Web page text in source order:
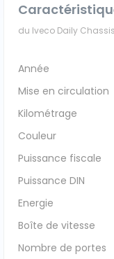
Tous les
du Iveco Daily
Année
Mise en circulation
Kilométrage
Couleur
Puissance fiscale
Puissance DIN
Energie
Boîte de vitesse
Nombre de portes